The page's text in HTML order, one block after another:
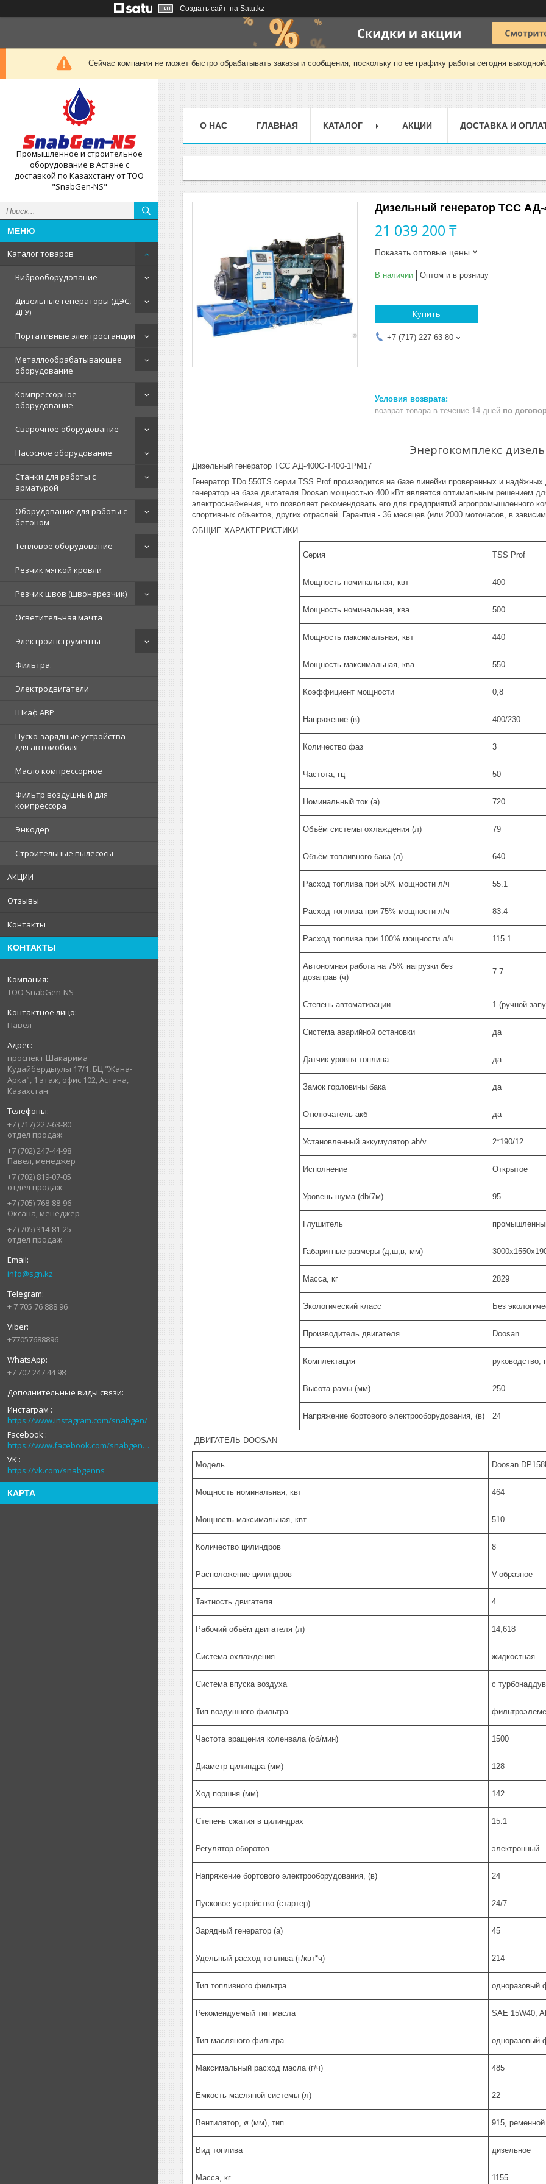
Создать сайт на Satu.kz
Сейчас компания не может быстро обрабатывать заказы и сообщения, поскольку по ее графику работы сегодня
Промышленное и строительное
оборудование в Астане с
доставкой по Казахстану от ТОО
"SnabGen-NS"
Каталог товаров
Виброоборудование
Дизельные генераторы (ДЭС,
ДГУ)
Портативные электростанции
Металлообрабатывающее
оборудование
Компрессорное
оборудование
Сварочное оборудование
Насосное оборудование
Станки для работы с
арматурой
Оборудование для работы с
бетоном
Тепловое оборудование
Резчик мягкой кровли
Резчик швов (швонарезчик)
Осветительная мачта
Электроинструменты
Фильтра.
Электродвигатели
Шкаф АВР
Пуско-зарядные устройства
для автомобиля
Масло компрессорное
Фильтр воздушный для
компрессора
Энкодер
Строительные пылесосы
АКЦИИ
Отзывы
Контакты
КОНТАКТЫ
ТОО SnabGen-NS
Павел
проспект Шакарима
Кудайбердыулы 17/1, БЦ "Жана-
Арка", 1 этаж, офис 102, Астана,
Казахстан
+7 (717) 227-63-80
отдел продаж
+7 (702) 247-44-98
Павел, менеджер
+7 (702) 819-07-05
отдел продаж
+7 (705) 768-88-96
Оксана, менеджер
+7 (705) 314-81-25
отдел продаж
info@sgn.kz
+ 7 705 76 888 96
+77057688896
+7 702 247 44 98
Инстаграм
https://www.instagram.com/snabgen/
Facebook
https://www.facebook.com/snabgenNS
VK
https://vk.com/snabgenns
КАРТА
О НАС ГЛАВНАЯ КАТАЛОГ АКЦИИ ДОСТАВКА И
Дизельный генератор ТСС
21 039 200 ₸
Показать оптовые цены
В наличии Оптом и в розницу
Купить
+7 (717) 227-63-80
возврат товара в течение 14 дней по
Энергокомплекс
Дизельный генератор ТСС АД-400С-Т400-1РМ17
Генератор TDo 550TS серии TSS Prof производится на базе линейки проверенных и
генератор на базе двигателя Doosan мощностью 400 кВт является оптимальным решением
электроснабжения, что позволяет рекомендовать его для предприятий агропромышленного
спортивных объектов, других отраслей. Гарантия - 36 месяцев (или 2000 моточасов, в
ОБЩИЕ ХАРАКТЕРИСТИКИ
Серия TSS Prof
Мощность номинальная, квт 400
Мощность номинальная, ква 500
Мощность максимальная, квт 440
Мощность максимальная, ква 550
Коэффициент мощности 0,8
Напряжение (в) 400/230
Количество фаз 3
Частота, гц 50
Номинальный ток (а) 720
Объём системы охлаждения (л) 79
Объём топливного бака (л) 640
Расход топлива при 50% мощности л/ч 55.1
Расход топлива при 75% мощности л/ч 83.4
Расход топлива при 100% мощности л/ч 115.1
Автономная работа на 75% нагрузки без
дозаправ (ч)
7.7
Степень автоматизации 1 (ручной
Система аварийной остановки да
Датчик уровня топлива да
Замок горловины бака да
Отключатель акб да
Установленный аккумулятор ah/v 2*190/12
Исполнение Открытое
Уровень шума (db/7м) 95
Глушитель
Габаритные размеры (д;ш;в; мм)
Масса, кг 2829
Экологический класс Без
Производитель двигателя Doosan
Комплектация руководство,
Высота рамы (мм) 250
Напряжение бортового электрооборудования, (в) 24
ДВИГАТЕЛЬ DOOSAN
Модель Doosan
Мощность номинальная, квт 464
Мощность максимальная, квт 510
Количество цилиндров 8
Расположение цилиндров V-образное
Тактность двигателя 4
Рабочий объём двигателя (л) 14,618
Система охлаждения жидкостная
Система впуска воздуха с
Тип воздушного фильтра
Частота вращения коленвала (об/мин) 1500
Диаметр цилиндра (мм) 128
Ход поршня (мм) 142
Степень сжатия в цилиндрах 15:1
Регулятор оборотов электронный
Напряжение бортового электрооборудования, (в) 24
Пусковое устройство (стартер) 24/7
Зарядный генератор (а) 45
Удельный расход топлива (г/квт*ч) 214
Тип топливного фильтра одноразовый
Рекомендуемый тип масла SAE 15W40,
Тип масляного фильтра одноразовый
Максимальный расход масла (г/ч) 485
Ёмкость масляной системы (л) 22
Вентилятор, ø (мм), тип 915, ременной
Вид топлива дизельное
Масса, кг 1155